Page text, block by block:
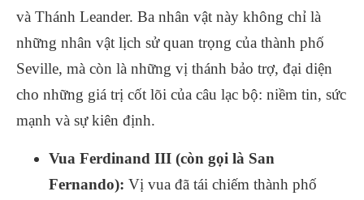
và Thánh Leander. Ba nhân vật này không chỉ là
những nhân vật lịch sử quan trọng của thành phố
Seville, mà còn là những vị thánh bảo trợ, đại diện
cho những giá trị cốt lõi của câu lạc bộ: niềm tin, sức
mạnh và sự kiên định.
Vua Ferdinand III (còn gọi là San
Fernando): Vị vua đã tái chiếm thành phố